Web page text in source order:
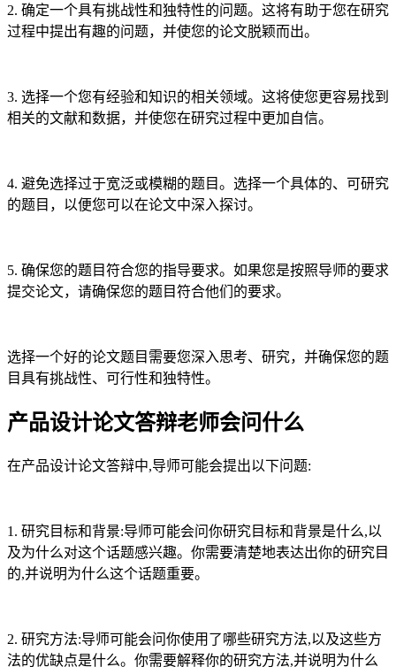
2. 确定一个具有挑战性和独特性的问题。这将有助于您在研究
过程中提出有趣的问题，并使您的论文脱颖而出。
3. 选择一个您有经验和知识的相关领域。这将使您更容易找到
相关的文献和数据，并使您在研究过程中更加自信。
4. 避免选择过于宽泛或模糊的题目。选择一个具体的、可研究
的题目，以便您可以在论文中深入探讨。
5. 确保您的题目符合您的指导要求。如果您是按照导师的要求
提交论文，请确保您的题目符合他们的要求。
选择一个好的论文题目需要您深入思考、研究，并确保您的题
目具有挑战性、可行性和独特性。
产品设计论文答辩老师会问什么
在产品设计论文答辩中,导师可能会提出以下问题:
1. 研究目标和背景:导师可能会问你研究目标和背景是什么,以
及为什么对这个话题感兴趣。你需要清楚地表达出你的研究目
的,并说明为什么这个话题重要。
2. 研究方法:导师可能会问你使用了哪些研究方法,以及这些方
法的优缺点是什么。你需要解释你的研究方法,并说明为什么